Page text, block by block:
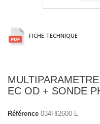
FICHE TECHNIQUE
EC OD + SONDE
Référence 034HI2600-E